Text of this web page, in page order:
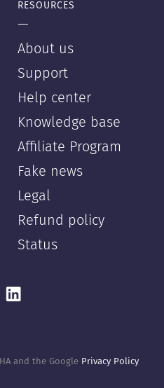
RESOURCES
—
About us
Support
Help center
Knowledge base
Affiliate Program
Fake news
Legal
Refund policy
Status
and the Google Privacy Policy